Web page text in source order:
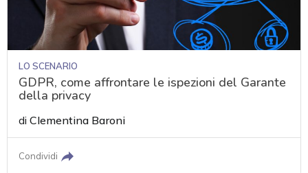
LO SCENARIO
GDPR, come affrontare le ispezioni del Garante
della privacy
diClementina Baroni
Condividi